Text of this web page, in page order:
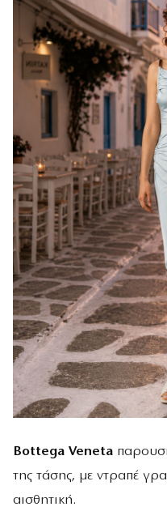
Bottega Veneta
της τάσης, με ντραπέ
αισθητική.